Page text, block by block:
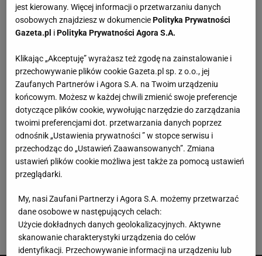
EBC przejechał się po pomyśle Glapińskiego i
Nawrockiego. Koniec marzeń o "Polskim SAFE 0
Dramat uczestników pielgrzymki. Runął na nich
konar drzewa
Kim jest raper, który wystąpił przed Nawrockim?
Eldo to muzułmanin i narodowiec
Skandal
POLECAMY
jest kierowany. Więcej informacji o przetwarzaniu danych
osobowych znajdziesz w dokumenciePolityka Prywatności
Gazeta.pl iPolityka Prywatności Agora S.A.
Klikając „Akceptuję” wyrażasz też zgodę na zainstalowanie i
przechowywanie plików cookie Gazeta.pl sp. z o.o., jej
Zaufanych Partnerów i Agora S.A. na Twoim urządzeniu
końcowym. Możesz w każdej chwili zmienić swoje preferencje
dotyczące plików cookie, wywołując narzędzie do zarządzania
twoimi preferencjami dot. przetwarzania danych poprzez
odnośnik „Ustawienia prywatności ” w stopce serwisu i
przechodząc do „Ustawień Zaawansowanych”. Zmiana
ustawień plików cookie możliwa jest także za pomocą ustawień
przeglądarki.
My, nasi Zaufani Partnerzy i Agora S.A. możemy przetwarzać
dane osobowe w następujących celach:
Użycie dokładnych danych geolokalizacyjnych. Aktywne
skanowanie charakterystyki urządzenia do celów
identyfikacji. Przechowywanie informacji na urządzeniu lub